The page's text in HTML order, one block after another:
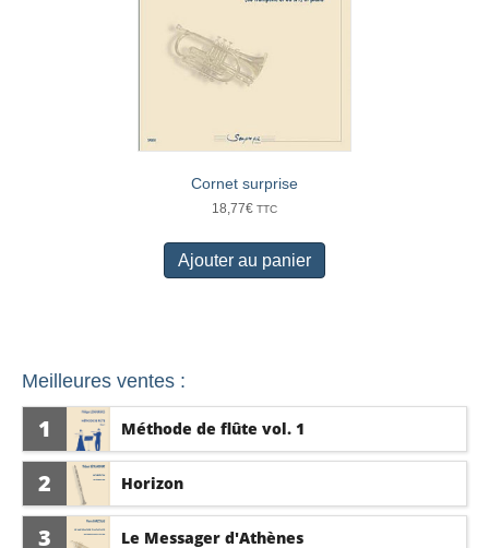
Cornet surprise
18,77€ TTC
Ajouter au panier
Meilleures ventes :
1 Méthode de flûte vol. 1
2 Horizon
3 Le Messager d'Athènes